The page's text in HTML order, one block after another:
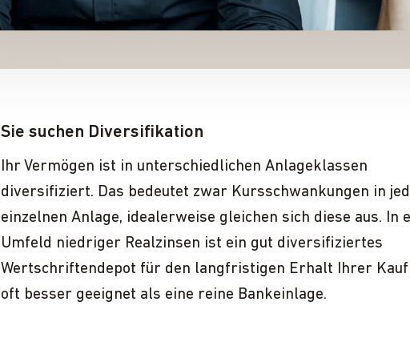
Sie suchen Diversifikation
Ihr Vermögen ist in unterschiedlichen Anlageklassen
diversifiziert. Das bedeutet zwar Kurs­schwankungen in
einzelnen Anlage, idealerweise gleichen sich diese aus. In
Umfeld niedriger Realzinsen ist ein gut diversifiziertes
Wertschriften­depot für den langfristigen Erhalt Ihrer
oft besser geeignet als eine reine Bankeinlage.